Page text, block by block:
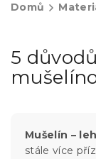
Domů
5
Mušelín –
stále více